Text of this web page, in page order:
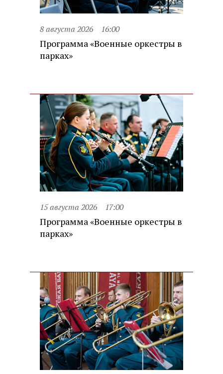
8 августа 2026 16:00
Программа «Военные оркестры в
парках»
15 августа 2026 17:00
Программа «Военные оркестры в
парках»